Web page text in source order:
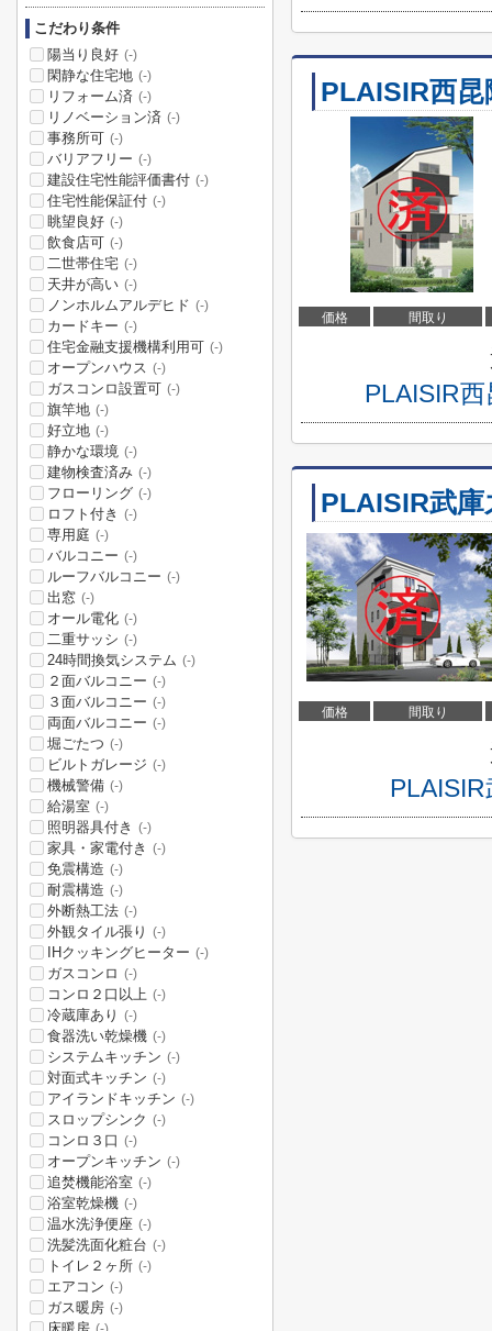
PLAISIR西
価格 間取り
PLAISIR
PLAISIR武庫
価格 間取り
こだわり条件
陽当り良好 (-)
閑静な住宅地 (-)
リフォーム済 (-)
リノベーション済 (-)
事務所可 (-)
バリアフリー (-)
建設住宅性能評価書付 (-)
住宅性能保証付 (-)
眺望良好 (-)
飲食店可 (-)
二世帯住宅 (-)
天井が高い (-)
ノンホルムアルデヒド (-)
カードキー (-)
住宅金融支援機構利用可 (-)
オープンハウス (-)
ガスコンロ設置可 (-)
旗竿地 (-)
好立地 (-)
静かな環境 (-)
建物検査済み (-)
フローリング (-)
ロフト付き (-)
専用庭 (-)
バルコニー (-)
ルーフバルコニー (-)
出窓 (-)
オール電化 (-)
二重サッシ (-)
24時間換気システム (-)
２面バルコニー (-)
３面バルコニー (-)
両面バルコニー (-)
堀ごたつ (-)
ビルトガレージ (-)
機械警備 (-)
給湯室 (-)
照明器具付き (-)
家具・家電付き (-)
免震構造 (-)
耐震構造 (-)
外断熱工法 (-)
外観タイル張り (-)
IHクッキングヒーター (-)
ガスコンロ (-)
コンロ２口以上 (-)
冷蔵庫あり (-)
食器洗い乾燥機 (-)
システムキッチン (-)
対面式キッチン (-)
アイランドキッチン (-)
スロップシンク (-)
コンロ３口 (-)
オープンキッチン (-)
追焚機能浴室 (-)
浴室乾燥機 (-)
温水洗浄便座 (-)
洗髪洗面化粧台 (-)
トイレ２ヶ所 (-)
エアコン (-)
ガス暖房 (-)